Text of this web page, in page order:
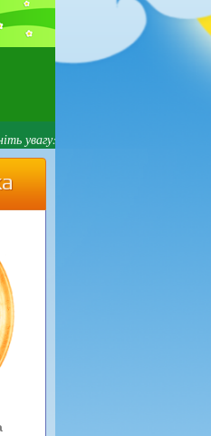
бібліотека працює дистанційно.